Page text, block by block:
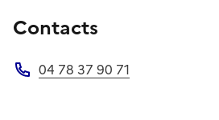
Contacts
04 78 37 90 71